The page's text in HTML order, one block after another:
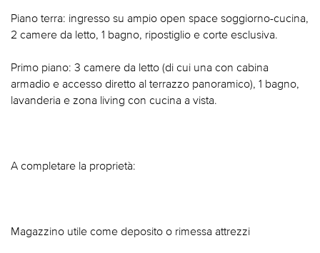
Piano terra: ingresso su ampio open space soggiorno-cucina,
2 camere da letto, 1 bagno, ripostiglio e corte esclusiva.
Primo piano: 3 camere da letto (di cui una con cabina
armadio e accesso diretto al terrazzo panoramico), 1 bagno,
lavanderia e zona living con cucina a vista.
A completare la proprietà:
Magazzino utile come deposito o rimessa attrezzi